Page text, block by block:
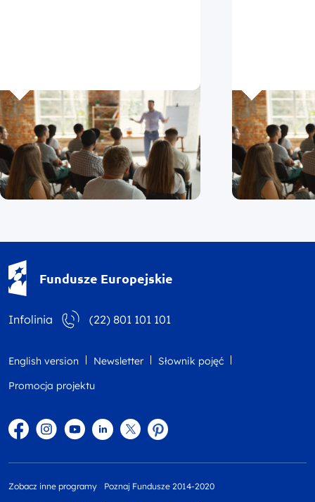
Fundusze Europejskie
Infolinia (22) 801 101 101
English version Newsletter
Słownik pojęć
Promocja projektu
FacebookInstagram
YouTubeLinkedintwitterPinterest
Zobacz inne programy Poznaj Fundusze 2014-2020